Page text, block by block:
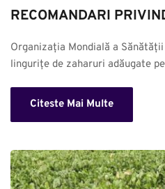
RECOMANDARI
Organizația Mondială a
lingurițe de zaharuri adăugate
Citeste Mai Multe